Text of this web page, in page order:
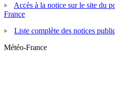
Accès à la notice sur le site du
France
Liste complète des notices
Météo-France